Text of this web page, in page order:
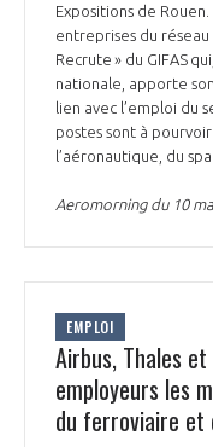
Expositions de Rouen.
entreprises du réseau
Recrute » du GIFAS
nationale, apporte
lien avec l’emploi du
postes sont à
l’aéronautique, du
Aeromorning du 10
EMPLOI
Airbus, Thales
employeurs les
du ferroviaire et